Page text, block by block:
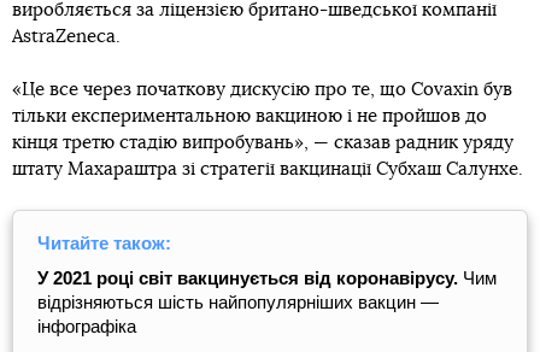
виробляється за ліцензією британо-шведської компанії
AstraZeneca.
«Це все через початкову дискусію про те, що Covaxin був
тільки експериментальною вакциною і не пройшов до
кінця третю стадію випробувань», — сказав радник уряду
штату Махараштра зі стратегії вакцинації Субхаш Салунхе.
Читайте також:
У 2021 році світ вакцинується від коронавірусу. Чим
відрізняються шість найпопулярніших вакцин —
інфографіка